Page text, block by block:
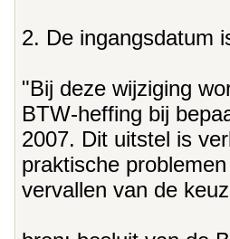
2. De ingangsdatum
"Bij deze wijziging
BTW-heffing bij
2007. Dit uitstel is
praktische
vervallen van de